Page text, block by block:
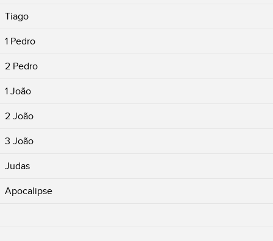
Tiago
1 Pedro
2 Pedro
1 João
2 João
3 João
Judas
Apocalipse